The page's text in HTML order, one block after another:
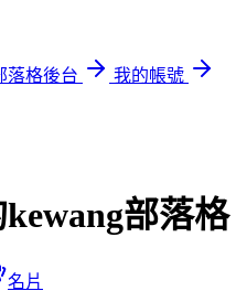
落格後台
我的帳號
部落格
名片